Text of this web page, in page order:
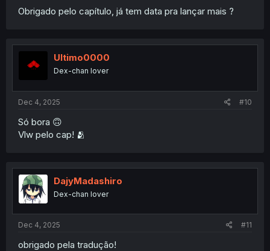
Obrigado pelo capítulo, já tem data pra lançar mais ?
Ultimo0000
Dex-chan lover
Dec 4, 2025 #10
Só bora 🙃
Vlw pelo cap! 🫂
DajyMadashiro
Dex-chan lover
Dec 4, 2025 #11
obrigado pela tradução!